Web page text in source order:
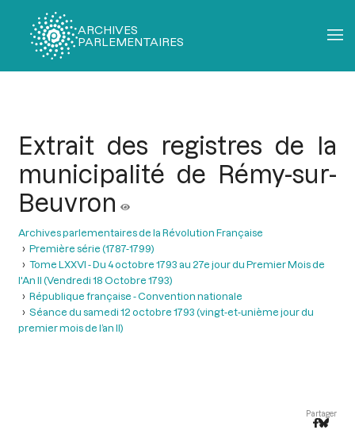
ARCHIVES
PARLEMENTAIRES
Extrait des registres de la
municipalité de Rémy-sur-
Beuvron
Archives parlementaires de la Révolution Française
Première série (1787-1799)
Tome LXXVI - Du 4 octobre 1793 au 27e jour du Premier Mois de
l'An II (Vendredi 18 Octobre 1793)
République française - Convention nationale
Séance du samedi 12 octobre 1793 (vingt-et-unième jour du
premier mois de l’an II)
Partager